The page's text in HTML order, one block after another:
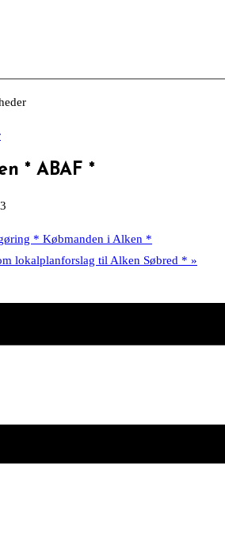
* ABAF *
* Købmanden i Alken *
lokalplanforslag til Alken Søbred * »